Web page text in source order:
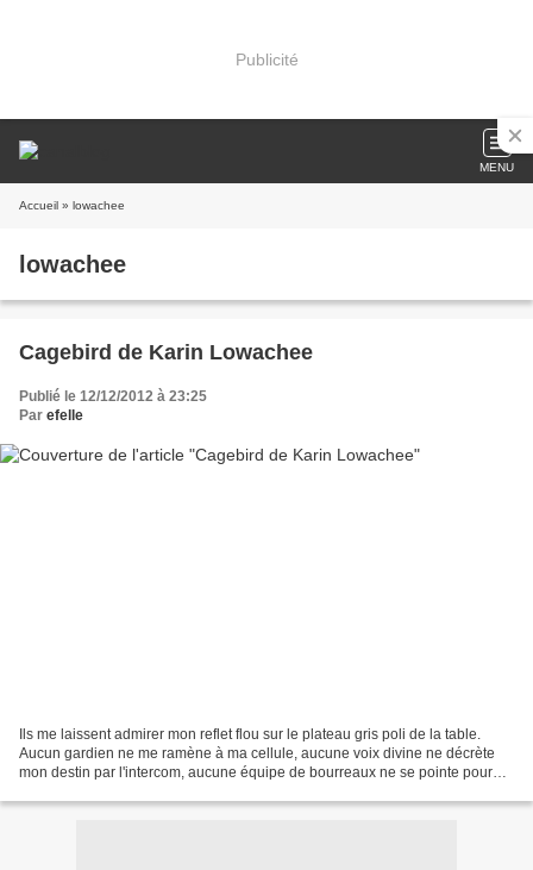
Publicité
MENU
Accueil » lowachee
lowachee
Cagebird de Karin Lowachee
Publié le 12/12/2012 à 23:25
Par efelle
Ils me laissent admirer mon reflet flou sur le plateau gris poli de la table.
Aucun gardien ne me ramène à ma cellule, aucune voix divine ne décrète
mon destin par l'intercom, aucune équipe de bourreaux ne se pointe pour